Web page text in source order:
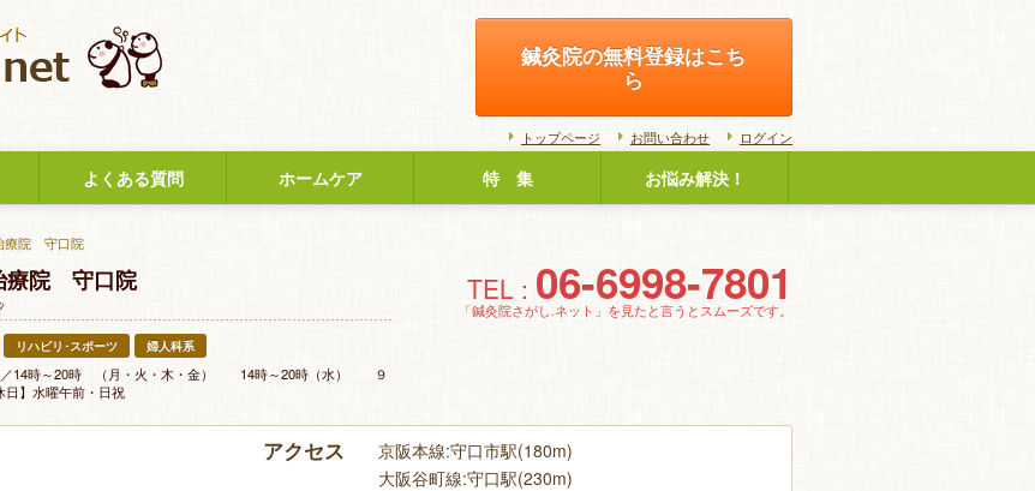
鍼灸院の無料登録はこち
ら
トップページ お問い合わせ ログイン
よくある質問 ホームケア 特 集 お悩み解決！
療院 守口院
療院 守口院
リハビリ･スポーツ 婦人科系
時／14時～20時 （月・火・木・金） 14時～20時（水） ９
】水曜午前・日祝
TEL : 06-6998-7801
「鍼灸院さがし.ネット」を見たと言うとスムーズです。
アクセス
京阪本線:守口市駅(180m)
大阪谷町線:守口駅(230m)